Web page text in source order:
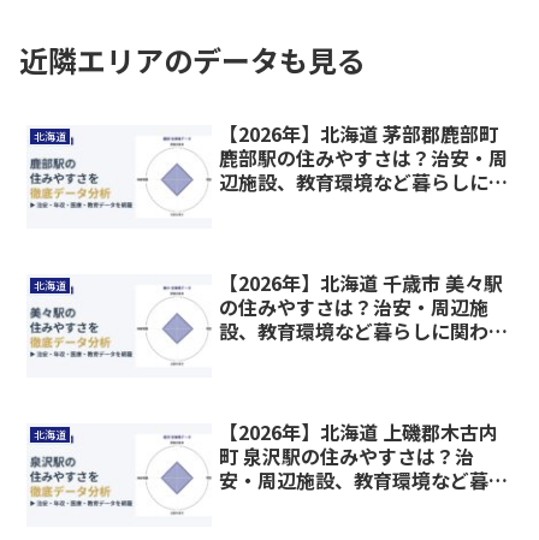
近隣エリアのデータも見る
北海道
【2026年】北海道 茅部郡鹿部町
鹿部駅の住みやすさは？治安・周
辺施設、教育環境など暮らしに関
北海道
【2026年】北海道 千歳市 美々駅
の住みやすさは？治安・周辺施
設、教育環境など暮らしに関わる
北海道
【2026年】北海道 上磯郡木古内
町 泉沢駅の住みやすさは？治
安・周辺施設、教育環境など暮ら